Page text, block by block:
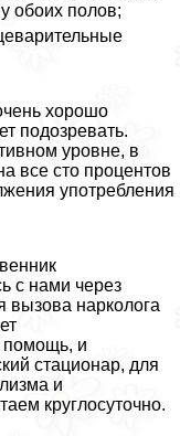
обоих полов;
хорошо
подозревать.
уровне, в
все сто процентов
употрeбления
с нами через
вызова нарколога
помощь, и
стационар, для
и
круглосуточно.